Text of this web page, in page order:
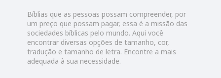
Bíblias que as pessoas possam compreender, por
um preço que possam pagar, essa é a missão das
sociedades bíblicas pelo mundo. Aqui você
encontrar diversas opções de tamanho, cor,
tradução e tamanho de letra. Encontre a mais
adequada à sua necessidade.